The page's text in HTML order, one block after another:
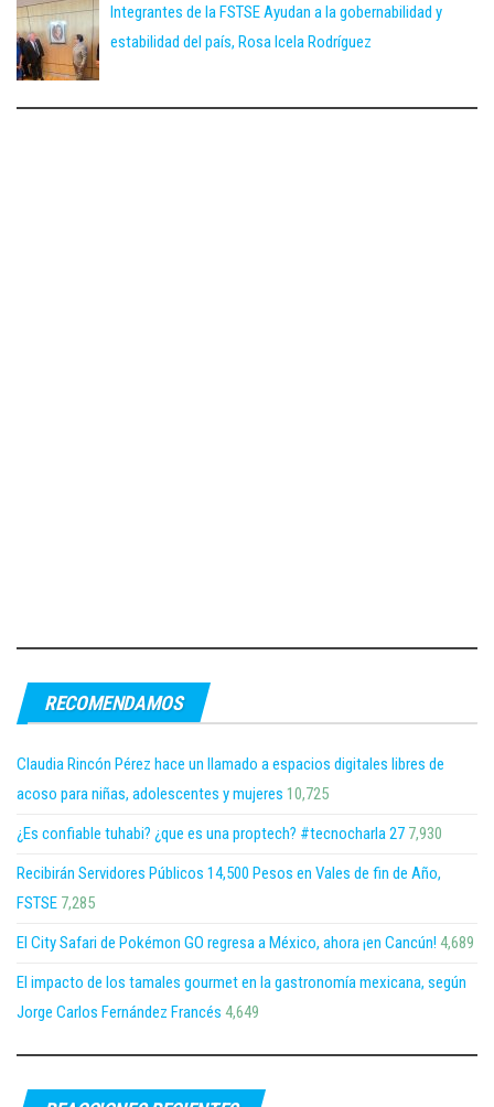
Integrantes de la FSTSE Ayudan a la gobernabilidad y
estabilidad del país, Rosa Icela Rodríguez
RECOMENDAMOS
Claudia Rincón Pérez hace un llamado a espacios digitales libres de
acoso para niñas, adolescentes y mujeres 10,725
¿Es confiable tuhabi? ¿que es una proptech? #tecnocharla 27 7,930
Recibirán Servidores Públicos 14,500 Pesos en Vales de fin de Año,
FSTSE 7,285
El City Safari de Pokémon GO regresa a México, ahora ¡en Cancún! 4,689
El impacto de los tamales gourmet en la gastronomía mexicana, según
Jorge Carlos Fernández Francés 4,649